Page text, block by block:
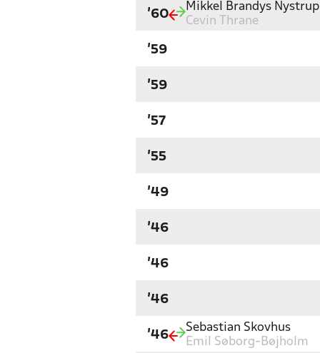
'60
Mikkel Brandys Nystrup
Cevin Thrane
'59
'59
'57
'55
'49
'46
'46
'46
'46
Sebastian Skovhus
Emil Søborg-Bøjholm